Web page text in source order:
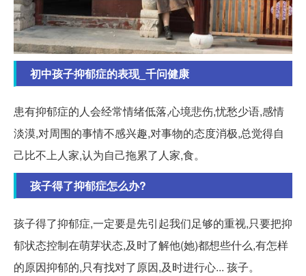
初中孩子抑郁症的表现_千问健康
患有抑郁症的人会经常情绪低落,心境悲伤,忧愁少语,感情
淡漠,对周围的事情不感兴趣,对事物的态度消极,总觉得自
己比不上人家,认为自己拖累了人家,食。
孩子得了抑郁症怎么办?
孩子得了抑郁症,一定要是先引起我们足够的重视,只要把抑
郁状态控制在萌芽状态,及时了解他(她)都想些什么,有怎样
的原因抑郁的,只有找对了原因,及时进行心... 孩子。